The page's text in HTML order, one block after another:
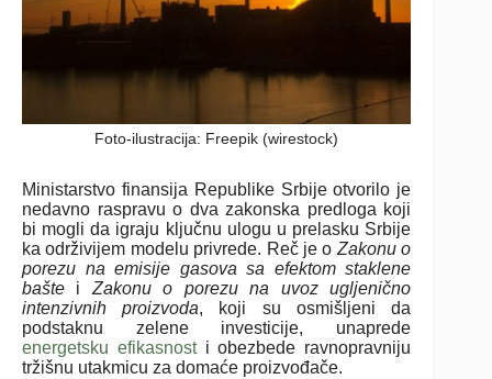
Foto-ilustracija: Freepik (wirestock)
Ministarstvo finansija Republike Srbije otvorilo je
nedavno raspravu o dva zakonska predloga koji
bi mogli da igraju ključnu ulogu u prelasku Srbije
ka održivijem modelu privrede. Reč je o Zakonu o
porezu na emisije gasova sa efektom staklene
bašte i Zakonu o porezu na uvoz ugljenično
intenzivnih proizvoda, koji su osmišljeni da
podstaknu zelene investicije, unaprede
energetsku efikasnosti obezbede ravnopravniju
tržišnu utakmicu za domaće proizvođače.